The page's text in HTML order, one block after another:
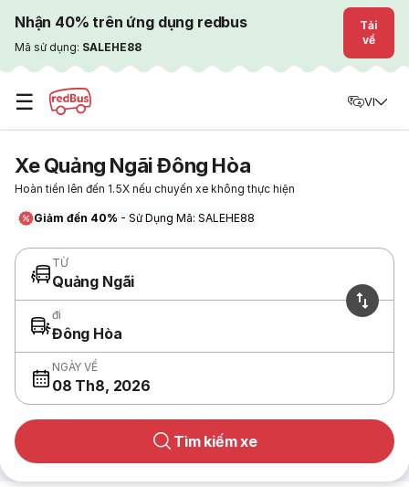
Nhận 40% trên ứng dụng redbus
Mã sử dụng: SALEHE88
Tải
về
☰ VI
Xe Quảng Ngãi Đông Hòa
Hoàn tiền lên đến 1.5X nếu chuyến xe không thực hiện
Giảm đến 40% - Sử Dụng Mã: SALEHE88
TỪ
Quảng Ngãi
đi
Đông Hòa
NGÀY VỀ
08 Th8, 2026
Tìm kiếm xe